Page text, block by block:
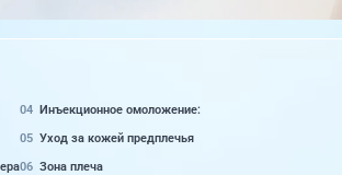
Инъекционное омоложение:
Уход за кожей предплечья
Зона плеча